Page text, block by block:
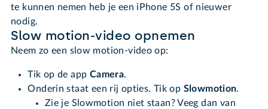
te kunnen nemen heb je een iPhone 5S of nieuwer
nodig.
Slow motion-video opnemen
Neem zo een slow motion-video op:
Tik op de app Camera.
Onderin staat een rij opties. Tik op Slowmotion.
Zie je Slowmotion niet staan? Veeg dan van